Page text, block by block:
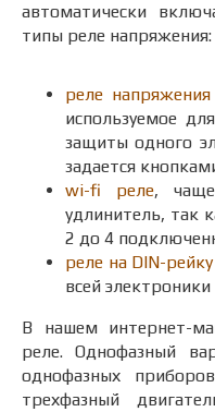
автоматически
типы реле напряжения:
реле
используемое
защиты одного
задается
wi-fi реле, чаще
удлинитель, так
2 до 4
реле на DIN-рейку
всей
В нашем интернет-
реле. Однофазный
однофазных
трехфазный